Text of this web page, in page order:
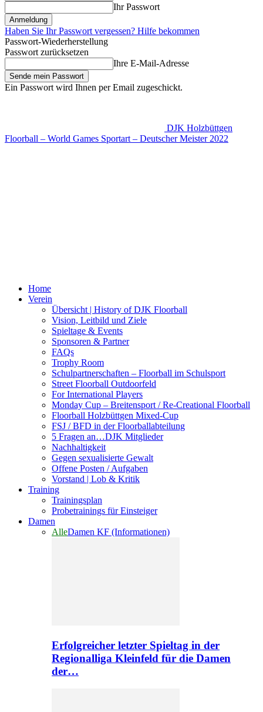
Ihr Passwort
Haben Sie Ihr Passwort vergessen? Hilfe bekommen
Passwort-Wiederherstellung
Passwort zurücksetzen
Ihre E-Mail-Adresse
Ein Passwort wird Ihnen per Email zugeschickt.
DJK Holzbüttgen
Floorball – World Games Sportart – Deutscher Meister 2022
Home
Verein
Übersicht | History of DJK Floorball
Vision, Leitbild und Ziele
Spieltage & Events
Sponsoren & Partner
FAQs
Trophy Room
Schulpartnerschaften – Floorball im Schulsport
Street Floorball Outdoorfeld
For International Players
Monday Cup – Breitensport / Re-Creational Floorball
Floorball Holzbüttgen Mixed-Cup
FSJ / BFD in der Floorballabteilung
5 Fragen an…DJK Mitglieder
Nachhaltigkeit
Gegen sexualisierte Gewalt
Offene Posten / Aufgaben
Vorstand | Lob & Kritik
Training
Trainingsplan
Probetrainings für Einsteiger
Damen
AlleDamen KF (Informationen)
Erfolgreicher letzter Spieltag in der
Regionalliga Kleinfeld für die Damen
der…